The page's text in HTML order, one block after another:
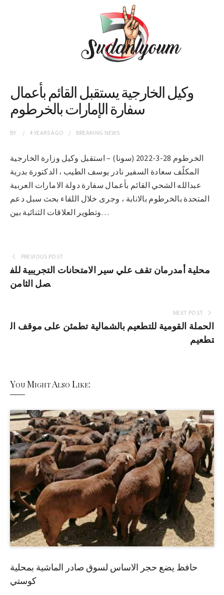
وكيل الخارجية يستقبل القائم بأعمال
سفارة الإمارات بالخرطوم
BY 4 YEARSAGO BREAKING NEWS
الخرطوم 28-3-2022 (سونا) – استقبل وكيل وزارة الخارجية
المكلًف سعادة السفير نادر يوسف الطيب ، الدكتورة بدرية
عبدالله الشحي القائم بأعمال سفارة دولة الامارات العربية
المتحدة بالخرطوم بالانابة ، وجرى خلال اللقاء بحث سبل دعم
وتطوير العلاقات الثنائية بين…
PREVIOUS POST
محلية أمدرمان تقف علي سير الامتحانات التجريبية للف
صل الثامن
NEXT POST
الحملة القومية للتطعيم بالشمالية تطمئن على موقف ال
تطعيم
You Might Also Like:
حافظ يضع حجر الاساس لسوق صادر الماشية بمحلية
كوستي